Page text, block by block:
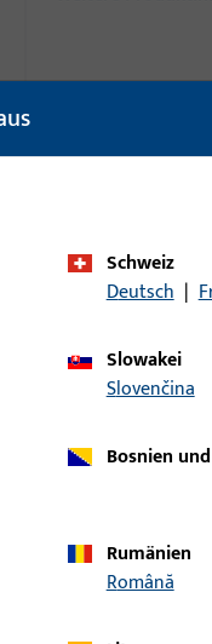
Einsatzbereich
Verpackungseinheit
Schweiz
Deutsch |
Slowakei
Slovenčina
Bosnien
Rumänien
Română